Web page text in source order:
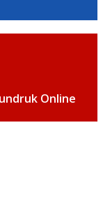
Online